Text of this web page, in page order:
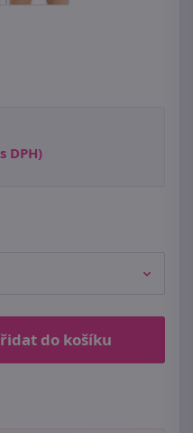
DPH)
do košíku